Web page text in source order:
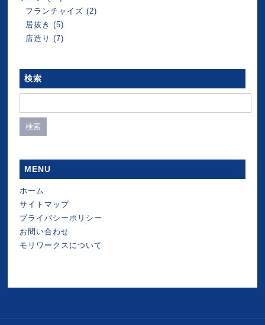
フランチャイズ (2)
居抜き (5)
店造り (7)
検索
索:
MENU
ホーム
サイトマップ
プライバシーポリシー
お問い合わせ
モリワークスについて